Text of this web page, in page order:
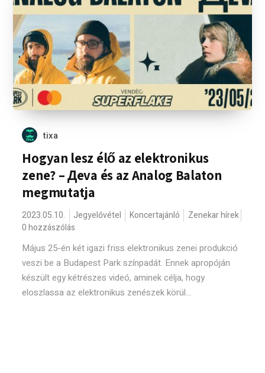
tixa
Hogyan lesz élő az elektronikus
zene? – Дeva és az Analog Balaton
megmutatja
2023.05.10. Jegyelővétel Koncertajánló
Zenekar hírek
0 hozzászólás
Május 25-én két igazi friss elektronikus zenei produkció
veszi be a Budapest Park színpadát. Ennek apropóján
készült egy kétrészes videó, aminek célja, hogy
eloszlassa az elektronikus zenészek körül...